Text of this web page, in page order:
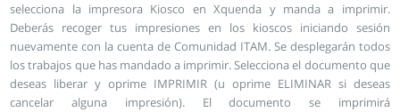
selecciona la impresora Kiosco en Xquenda y manda a imprimir.
Deberás recoger tus impresiones en los kioscos iniciando sesión
nuevamente con la cuenta de Comunidad ITAM. Se desplegarán todos
los trabajos que has mandado a imprimir. Selecciona el documento que
deseas liberar y oprime IMPRIMIR (u oprime ELIMINAR si deseas
cancelar alguna impresión). El documento se imprimirá